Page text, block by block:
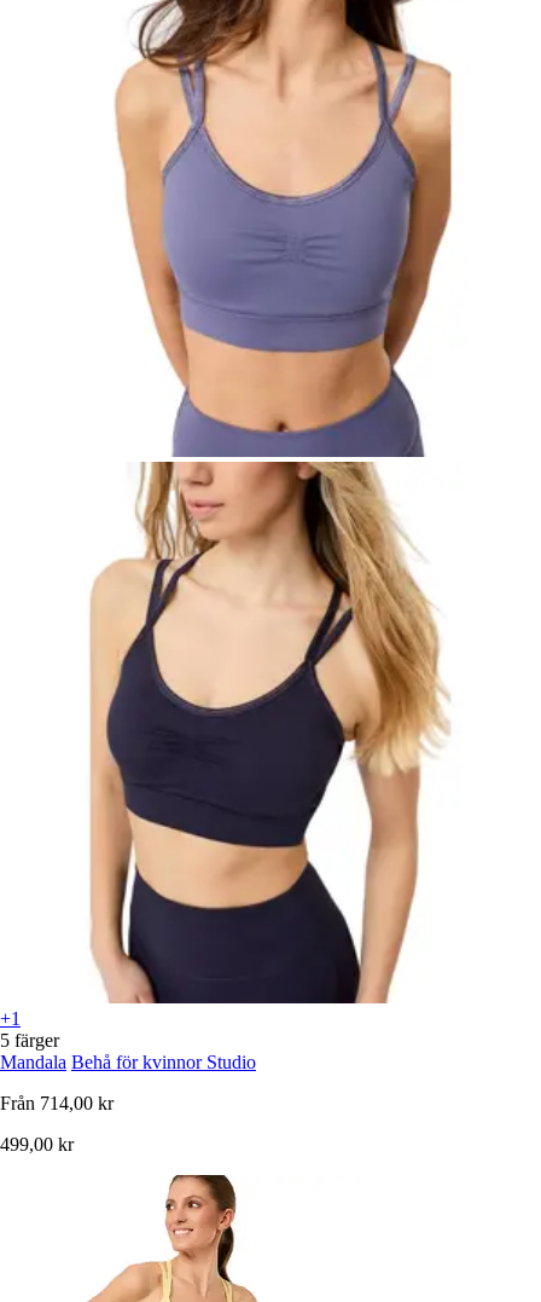
+1
5 färger
Mandala Behå för kvinnor Studio
Från 714,00 kr
499,00 kr